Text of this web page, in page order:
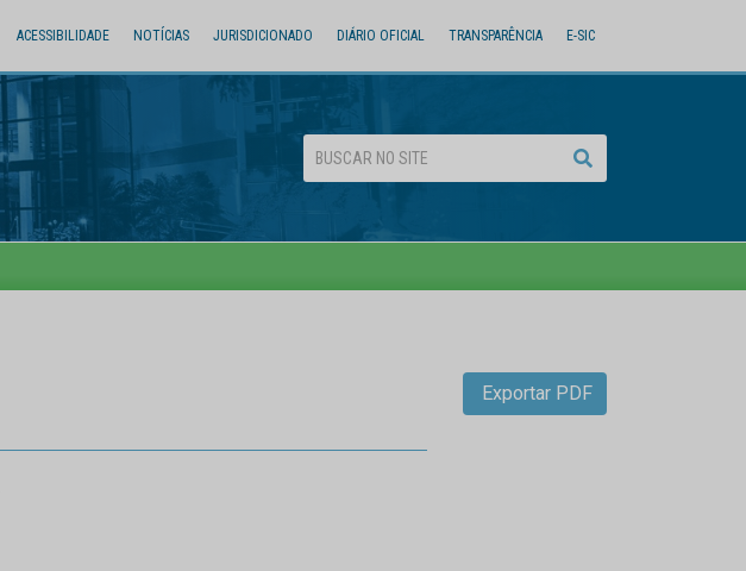
ACESSIBILIDADE NOTÍCIAS JURISDICIONADO DIÁRIO OFICIAL TRANSPARÊNCIA E-SIC
Exportar PDF